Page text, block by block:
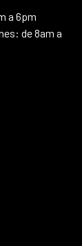
a 6pm
de 8am a